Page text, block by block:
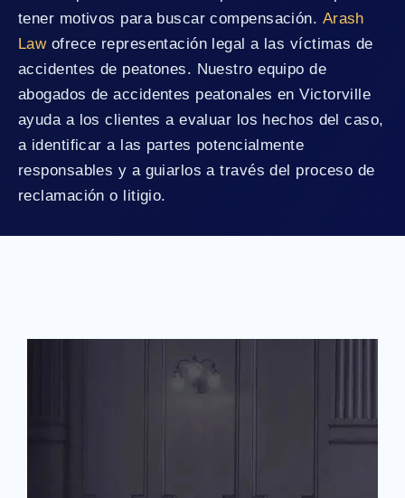
tener motivos para buscar compensación. Arash
Lawofrece representación legal a las víctimas de
accidentes de peatones. Nuestro equipo de
abogados de accidentes peatonales en Victorville
ayuda a los clientes a evaluar los hechos del caso,
a identificar a las partes potencialmente
responsables y a guiarlos a través del proceso de
reclamación o litigio.